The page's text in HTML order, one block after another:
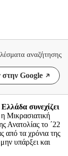
αναζήτησης
Google
συνεχίζει
Μικρασιατική
Ανατολίας το ΄22
τα χρόνια της
υπάρξει και